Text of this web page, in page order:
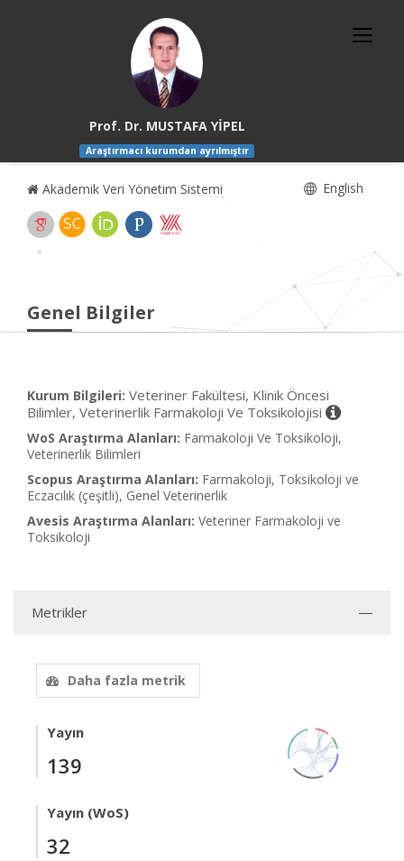
Prof. Dr. MUSTAFA YİPEL
Araştırmacı kurumdan ayrılmıştır
Akademik Veri Yönetim Sistemi English
Genel Bilgiler
Kurum Bilgileri: Veteriner Fakültesi, Klinik Öncesi
Bilimler, Veterinerlik Farmakoloji Ve Toksikolojisi
WoS Araştırma Alanları: Farmakoloji Ve Toksikoloji,
Veterinerlik Bilimleri
Scopus Araştırma Alanları: Farmakoloji, Toksikoloji ve
Eczacılık (çeşitli), Genel Veterinerlik
Avesis Araştırma Alanları: Veteriner Farmakoloji ve
Toksikoloji
Metrikler
Daha fazla metrik
Yayın
139
Yayın (WoS)
32